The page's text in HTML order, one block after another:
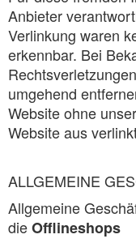
Anbieter
Verlinkung waren
erkennbar. Bei
umgehend
Website ohne
Website aus
ALLGEMEINE
Allgemeine
dieOfflineshops